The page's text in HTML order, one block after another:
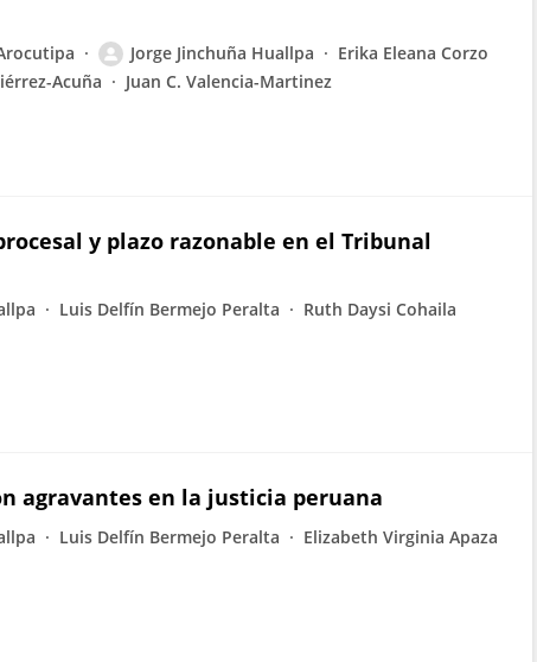
Jorge Jinchuña Huallpa
Erika Eleana Corzo
Acuña Juan C. Valencia-Martinez
y plazo razonable en el Tribunal
Luis Delfín Bermejo Peralta
Ruth Daysi Cohaila
agravantes en la justicia peruana
Luis Delfín Bermejo Peralta
Elizabeth Virginia Apaza